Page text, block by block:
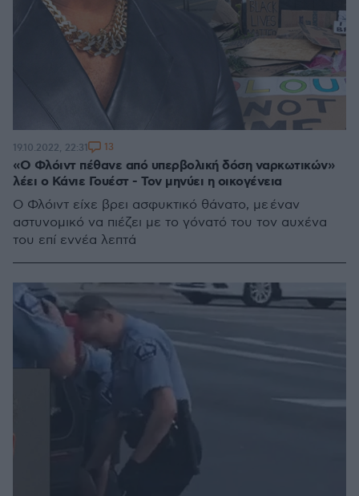
«Ο Φλόιντ πέθανε από υπερβολική δόση ναρκωτικών»
λέει ο Κάνιε Γουέστ - Τον μηνύει η οικογένεια
Ο Φλόιντ είχε βρει ασφυκτικό θάνατο, με έναν
αστυνομικό να πιέζει με το γόνατό του τον αυχένα
του επί εννέα λεπτά
19.10.2022, 22:31 13